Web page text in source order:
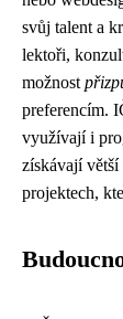
svůj talent a
lektoři,
možnost
preferencím.
využívají i
získávají
projektech,